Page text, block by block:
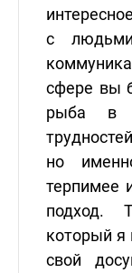
с
сфере вы
рыба в
но
терпимее
подход.
который я
свой